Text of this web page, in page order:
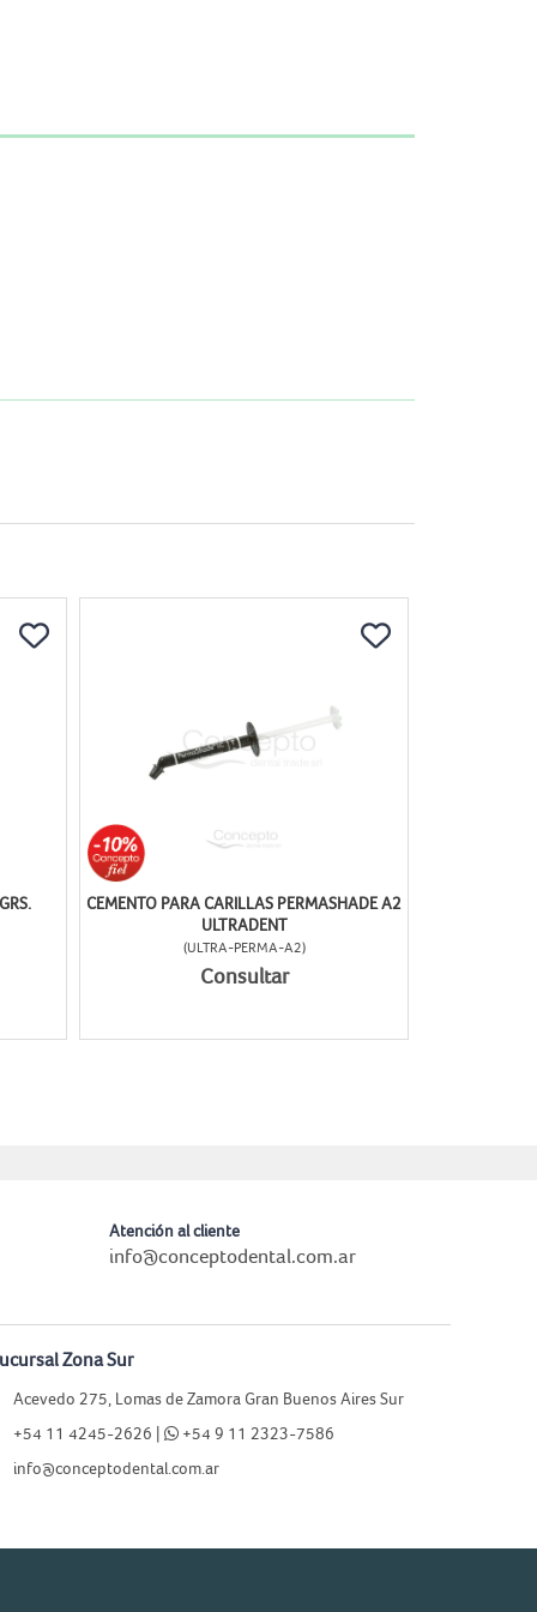
CEMENTO PARA CARILLAS PERMASHADE A2
ULTRADENT
(ULTRA-PERMA-A2)
Consultar
Atención al cliente
info@conceptodental.com.ar
Zona Sur
Acevedo 275, Lomas de Zamora Gran Buenos Aires Sur
+54 11 4245-2626 |
+54 9 11 2323-7586
info@conceptodental.com.ar